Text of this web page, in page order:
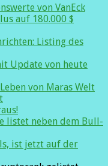
von VanEck
auf 180.000 $
Listing des
Update von heute
von Maras Welt
listet neben dem Bull-
ist jetzt auf der